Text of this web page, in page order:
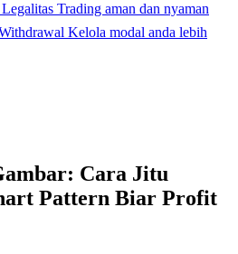
Trading aman dan nyaman
Kelola modal anda lebih
Cara Jitu
Pattern Biar Profit